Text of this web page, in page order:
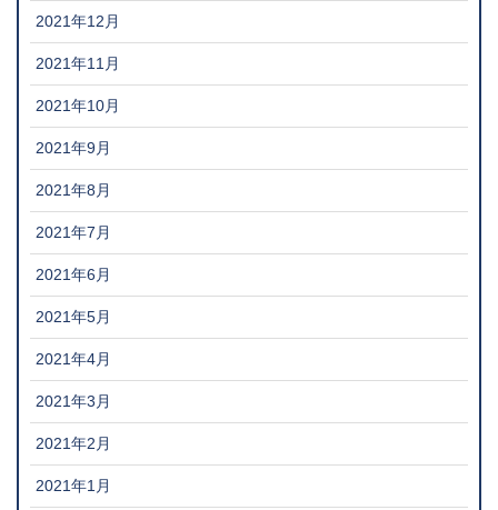
2021年12月
2021年11月
2021年10月
2021年9月
2021年8月
2021年7月
2021年6月
2021年5月
2021年4月
2021年3月
2021年2月
2021年1月